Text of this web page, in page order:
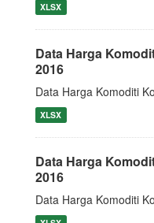
XLSX
Data Harga
2016
Data Harga Komoditi
XLSX
Data Harga
2016
Data Harga Komoditi